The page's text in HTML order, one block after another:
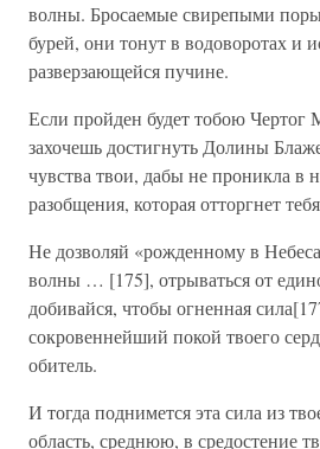
волны. Бросаемые свирепыми
бурей, они тонут в водоворотах и
разверзающейся пучине.
Если пройден будет тобою Чертог
захочешь достигнуть Долины
чувства твои, дабы не проникла в
разобщения, которая отторгнет
Не дозволяй «рожденному в
волны … [175], отрываться от
добивайся, чтобы огненная
сокровеннейший покой твоего
обитель.
И тогда поднимется эта сила из
область, среднюю, в средостение